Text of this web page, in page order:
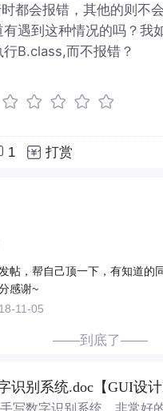
都会报错，其他的则不会
遇到这种情况的吗？我
B.class,而不报错？
1 打赏
帖，帮自己顶一下，有知道的
感谢~
11-05
——到底了——
识别系统.doc【GUI设计